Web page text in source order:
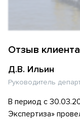
Отзыв
Д.В. Ильин
Руководитель
В период с
Экспертиза»